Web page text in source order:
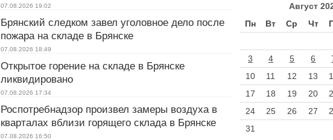
07.08.2026 19:02
Брянский следком завел уголовное дело после
пожара на складе в Брянске
07.08.2026 18:49
Открытое горение на складе в Брянске
ликвидировано
07.08.2026 17:34
Роспотребнадзор произвел замеры воздуха в
кварталах вблизи горящего склада в Брянске
07.08.2026 16:50
Август
Пн
Вт Ср Чт
3 4 5 6
10
11 12 13
17
18 19 20
24
25 26 27
31